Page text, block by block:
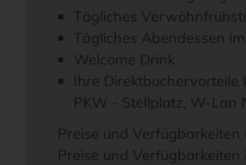
Tägliches
Tägliches Abendessen
Welcome Drink
Ihre Direktbuchervorteile
PKW - Stellplatz, W-Lan
Preise und Verfügbarkeiten
Preise und Verfügbarkeiten